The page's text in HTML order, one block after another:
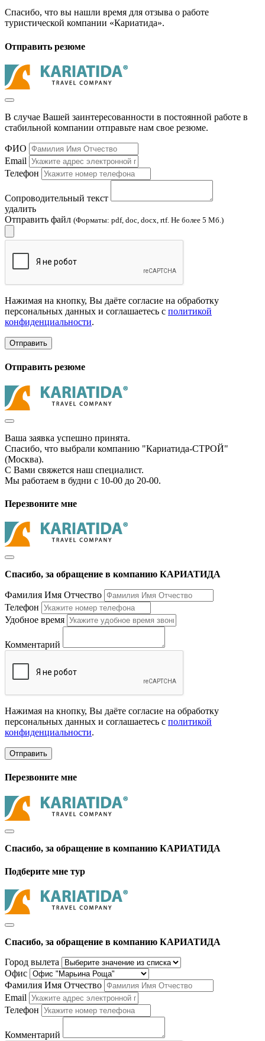
Спасибо, что вы нашли время для отзыва о работе
туристической компании «Кариатида».
Отправить резюме
В случае Вашей заинтересованности в постоянной работе в
стабильной компании отправьте нам свое резюме.
ФИО
Email
Телефон
Сопроводительный текст
удалить
Отправить файл (Форматы: pdf, doc, docx, rtf. Не более 5 Мб.)
Нажимая на кнопку, Вы даёте согласие на обработку
персональных данных и соглашаетесь с политикой
конфиденциальности.
Отправить
Отправить резюме
Ваша заявка успешно принята.
Спасибо, что выбрали компанию "Кариатида-СТРОЙ"
(Москва).
С Вами свяжется наш специалист.
Мы работаем в будни с 10-00 до 20-00.
Перезвоните мне
Спасибо, за обращение в компанию КАРИАТИДА
Фамилия Имя Отчество
Телефон
Удобное время
Комментарий
Нажимая на кнопку, Вы даёте согласие на обработку
персональных данных и соглашаетесь с политикой
конфиденциальности.
Отправить
Перезвоните мне
Спасибо, за обращение в компанию КАРИАТИДА
Подберите мне тур
Спасибо, за обращение в компанию КАРИАТИДА
Город вылета
Офис
Фамилия Имя Отчество
Email
Телефон
Комментарий